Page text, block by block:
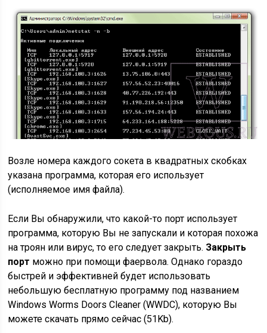
Возле номера каждого сокета в квадратных скобках
указана программа, которая его использует
(исполняемое имя файла).
Если Вы обнаружили, что какой-то порт использует
программа, которую Вы не запускали и которая похожа
на троян или вирус, то его следует закрыть. Закрыть
порт можно при помощи фаервола. Однако гораздо
быстрей и эффективней будет использовать
небольшую бесплатную программу под названием
Windows Worms Doors Cleaner (WWDC), которую Вы
можете скачать прямо сейчас (51Kb).